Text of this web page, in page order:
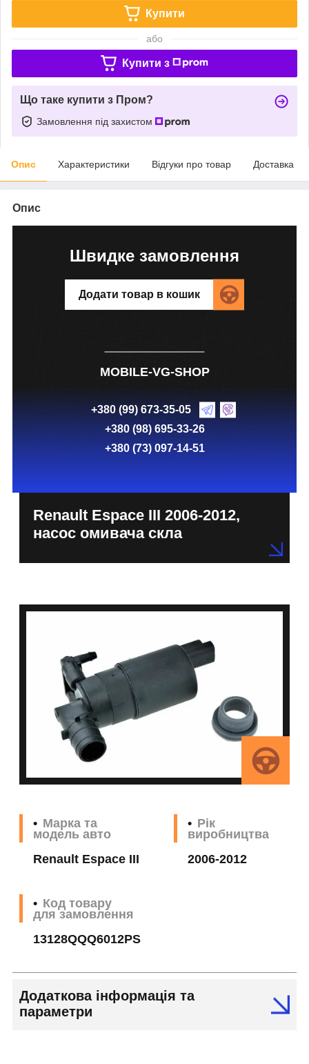
Купити
або
Купити з
Що таке купити з Пром?
Замовлення під захистом
Опис Характеристики Відгуки про товар Доставка
Опис
Швидке замовлення
Додати товар в кошик
MOBILE-VG-SHOP
+380 (99) 673-35-05
+380 (98) 695-33-26
+380 (73) 097-14-51
Renault Espace III 2006-2012,
насос омивача скла
Марка та
модель авто
Renault Espace III
Рік
виробництва
2006-2012
Код товару
для замовлення
13128QQQ6012PS
Додаткова інформація та
параметри